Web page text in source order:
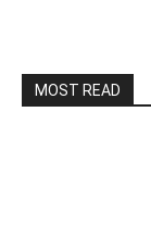
MOST READ